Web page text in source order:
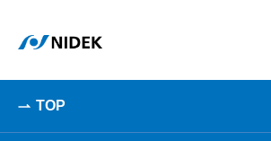
TOP